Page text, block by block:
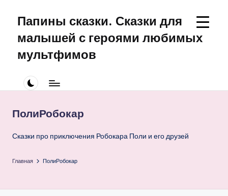
Перейти
содержимому
Папины сказки. Сказки для
малышей с героями любимых
мультфимов
для
малышей
Щенячий
ПолиРобокар
Сказки про приключения Робокара Поли и его друзей
Главная ПолиРобокар